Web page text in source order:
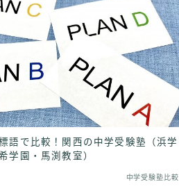
語で比較！関西の中学受験塾（浜学
学園・馬渕教室）
中学受験塾比較